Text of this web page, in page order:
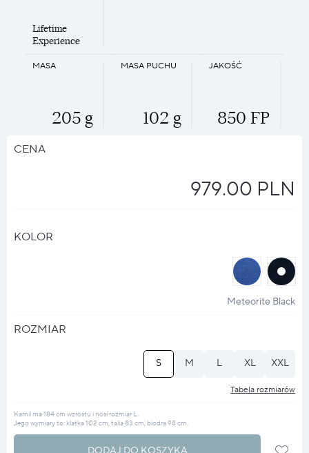
MASA
205 g
JAKOŚĆ
850 FP
MASA PUCHU
102 g
Lifetime
Experience
CENA
979.00 PLN
KOLOR
halo
halo
?
Meteorite Black
ROZMIAR
XXL
XL
L
M
S
Tabela rozmiarów
Kamil ma 184 cm wzrostu i nosi rozmiar L.
Jego wymiary to: klatka 102 cm, talia 83 cm, biodra 98 cm.